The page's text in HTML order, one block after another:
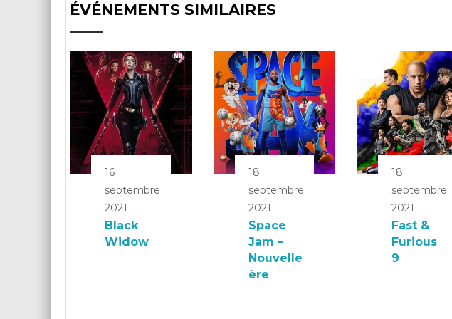
ÉVÉNEMENTS SIMILAIRES
16
septembre
2021
Black
Widow
18
septembre
2021
Space
Jam –
Nouvelle
ère
18
septembre
2021
Fast &
Furious
9